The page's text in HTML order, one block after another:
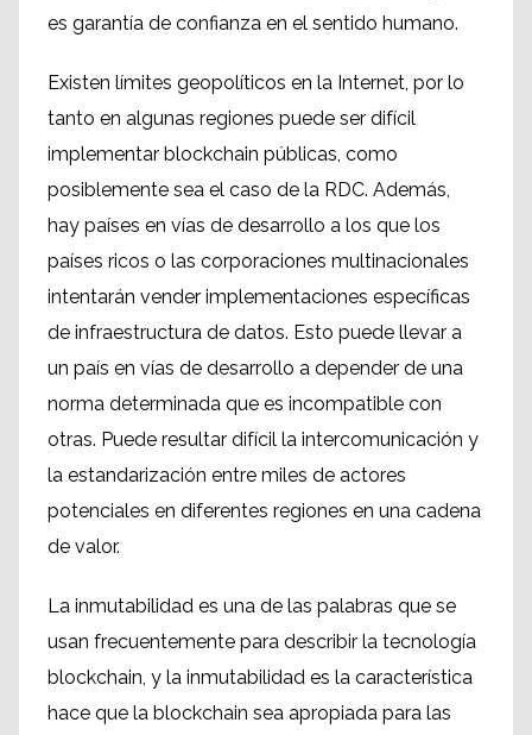
es garantía de confianza en el sentido humano.
Existen límites geopolíticos en la Internet, por lo
tanto en algunas regiones puede ser difícil
implementar blockchain públicas, como
posiblemente sea el caso de la RDC. Además,
hay países en vías de desarrollo a los que los
países ricos o las corporaciones multinacionales
intentarán vender implementaciones específicas
de infraestructura de datos. Esto puede llevar a
un país en vías de desarrollo a depender de una
norma determinada que es incompatible con
otras. Puede resultar difícil la intercomunicación y
la estandarización entre miles de actores
potenciales en diferentes regiones en una cadena
de valor.
La inmutabilidad es una de las palabras que se
usan frecuentemente para describir la tecnología
blockchain, y la inmutabilidad es la característica
hace que la blockchain sea apropiada para las